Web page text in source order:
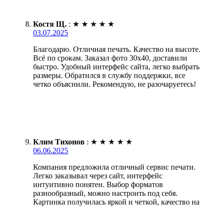
Костя Щ. : ★ ★ ★ ★ ★
03.07.2025
Благодарю. Отличная печать. Качество на высоте.
Всё по срокам. Заказал фото 30х40, доставили
быстро. Удобный интерфейс сайта, легко выбрать
размеры. Обратился в службу поддержки, все
четко объяснили. Рекомендую, не разочаруетесь!
Клим Тихонов : ★ ★ ★ ★ ★
06.06.2025
Компания предложила отличный сервис печати.
Легко заказывал через сайт, интерфейс
интуитивно понятен. Выбор форматов
разнообразный, можно настроить под себя.
Картинка получилась яркой и четкой, качество на